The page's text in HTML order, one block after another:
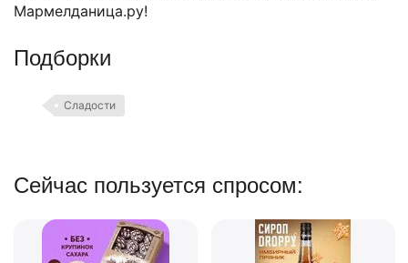
Мармелданица.ру!
Подборки
Сладости
Сейчас пользуется спросом: